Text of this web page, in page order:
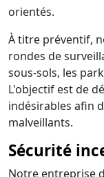
orientés.
À titre préventif,
rondes de
sous-sols, les
L'objectif est de
indésirables afin
malveillants.
Sécurité
Notre entreprise